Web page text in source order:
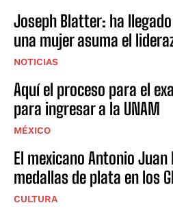
Joseph Blatter: ha
una mujer asuma el
NOTICIAS
Aquí el proceso para el
para ingresar a la UNAM
MÉXICO
El mexicano Antonio
medallas de plata en los
CULTURA